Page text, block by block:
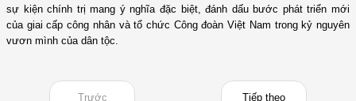
sự kiện chính trị mang ý nghĩa đặc biệt, đánh dấu bước phát triển mới
của giai cấp công nhân và tổ chức Công đoàn Việt Nam trong kỷ nguyên
vươn mình của dân tộc.
Trước Tiếp theo